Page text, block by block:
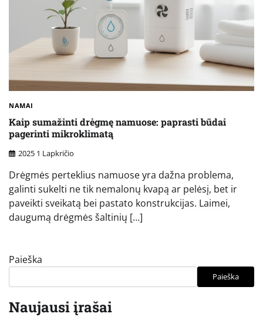
NAMAI
Kaip sumažinti drėgmę namuose: paprasti būdai
pagerinti mikroklimatą
2025 1 Lapkričio
Drėgmės perteklius namuose yra dažna problema,
galinti sukelti ne tik nemalonų kvapą ar pelėsį, bet ir
paveikti sveikatą bei pastato konstrukcijas. Laimei,
daugumą drėgmės šaltinių […]
Paieška
Paieška
Naujausi įrašai